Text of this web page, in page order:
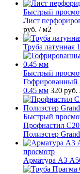
Быстрый
Лист
руб. / м2
Труба латунная
Быстрый
Гофрированный
0.45 мм 320 руб.
Быстрый
Профнастил
Полиэстер
просмотр
Арматура А3